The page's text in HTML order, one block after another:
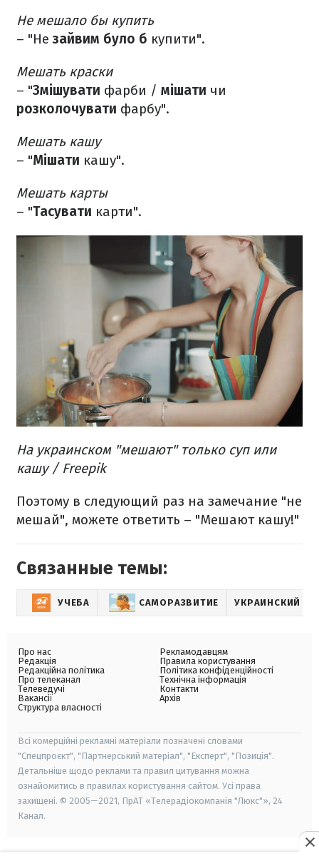
Не мешало бы купить
– "Незайвим було б купити".
Мешать краски
– "Змішувати фарби / мішати чи
розколочувати фарбу".
Мешать кашу
– "Мішати кашу".
Мешать карты
– "Тасувати карти".
На украинском "мешают" только суп или
кашу / Freepik
Поэтому в следующий раз на замечание "не
мешай", можете ответить – "Мешают кашу!"
Связанные темы:
УЧЕБА САМОРАЗВИТИЕ УКРАИНСКИЙ
Про нас
Редакція
Редакційна політика
Про телеканал
Телеведучі
Вакансії
Структура власності
Рекламодавцям
Правила користування
Політика конфіденційності
Технічна інформація
Контакти
Архів
Всі комерційні рекламні матеріали позначені словами
"Спецпроєкт", "Партнерський матеріал", "Експерт", "Позиція".
Детальніше щодо реклами та правил цитування можна
ознайомитись в правилах користування сайтом. Усі права
захищені. © 2005—2021, ПрАТ «Телерадіокомпанія "Люкс"», 24
Канал.